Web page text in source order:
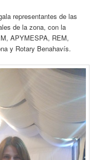
representantes de las
de la zona, con la
APYMESPA, REM,
y Rotary Benahavís.